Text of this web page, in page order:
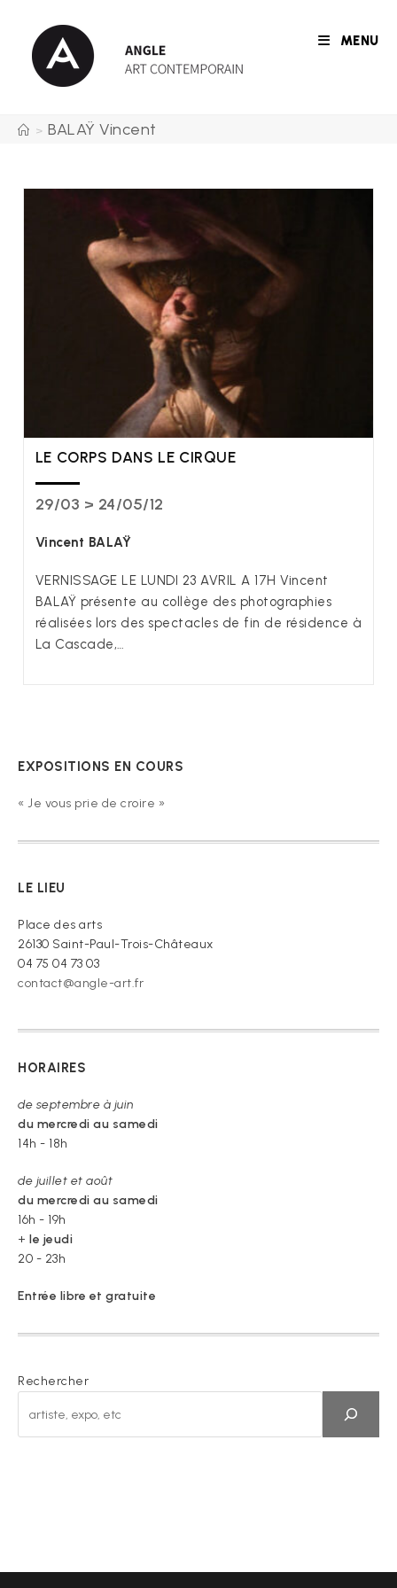
content
MENU
> BALAŸ Vincent
LE CORPS DANS LE CIRQUE
29/03 > 24/05/12
Vincent BALAŸ
VERNISSAGE LE LUNDI 23 AVRIL A 17H Vincent
BALAŸ présente au collège des photographies
réalisées lors des spectacles de fin de résidence à
La Cascade,…
EXPOSITIONS EN COURS
« Je vous prie de croire »
LE LIEU
Place des arts
26130 Saint-Paul-Trois-Châteaux
04 75 04 73 03
contact@angle-art.fr
HORAIRES
de septembre à juin
du mercredi au samedi
14h - 18h
de juillet et août
du mercredi au samedi
16h - 19h
+ le jeudi
20 - 23h
Entrée libre et gratuite
Rechercher